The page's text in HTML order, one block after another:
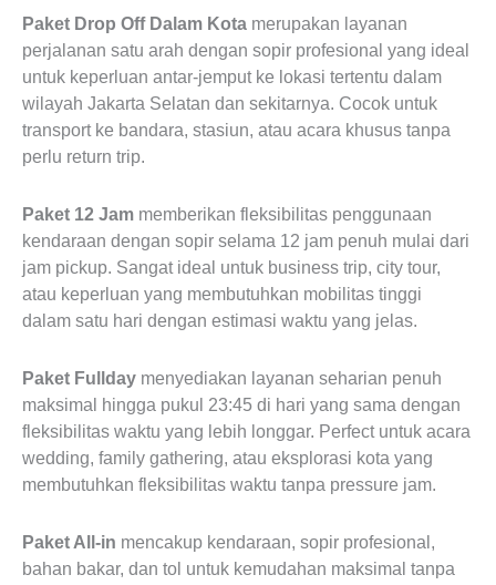
Paket Drop Off Dalam Kota merupakan layanan
perjalanan satu arah dengan sopir profesional yang ideal
untuk keperluan antar-jemput ke lokasi tertentu dalam
wilayah Jakarta Selatan dan sekitarnya. Cocok untuk
transport ke bandara, stasiun, atau acara khusus tanpa
perlu return trip.
Paket 12 Jam memberikan fleksibilitas penggunaan
kendaraan dengan sopir selama 12 jam penuh mulai dari
jam pickup. Sangat ideal untuk business trip, city tour,
atau keperluan yang membutuhkan mobilitas tinggi
dalam satu hari dengan estimasi waktu yang jelas.
Paket Fullday menyediakan layanan seharian penuh
maksimal hingga pukul 23:45 di hari yang sama dengan
fleksibilitas waktu yang lebih longgar. Perfect untuk acara
wedding, family gathering, atau eksplorasi kota yang
membutuhkan fleksibilitas waktu tanpa pressure jam.
Paket All-in mencakup kendaraan, sopir profesional,
bahan bakar, dan tol untuk kemudahan maksimal tanpa